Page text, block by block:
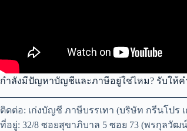
กำลังมีปัญหาบัญชีและภาษีอยู่ใช่ไหม? รับให้ค
ติดต่อ: เก่งบัญชี ภาษีบรรเทา (บริษัท กรีนโปร
ที่อยู่: 32/8 ซอยสุขาภิบาล 5 ซอย 73 (พรกุลวัฒ